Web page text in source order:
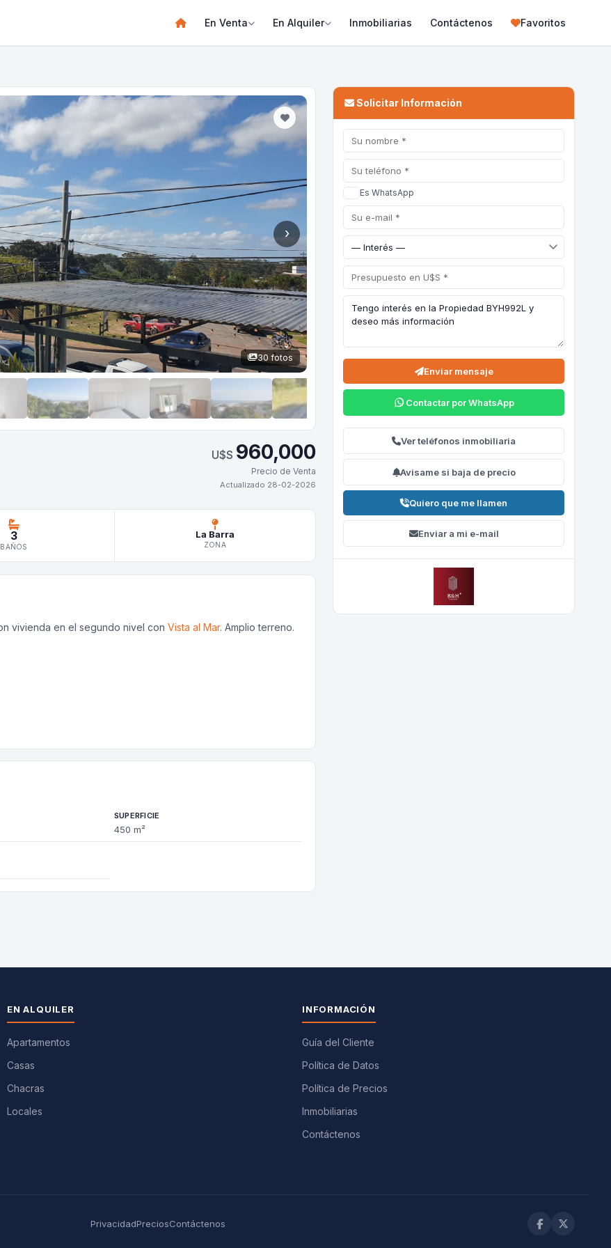
En Venta En Alquiler Inmobiliarias Contáctenos Favoritos
›
30 fotos
U$S 960,000
Precio de Venta
Actualizado 28-02-2026
3
BAÑOS
La Barra
ZONA
vivienda en el segundo nivel con Vista al Mar. Amplio terreno.
SUPERFICIE
450 m²
Solicitar Información
Es WhatsApp
Enviar mensaje
Contactar por WhatsApp
Ver teléfonos inmobiliaria
Avisame si baja de precio
Quiero que me llamen
Enviar a mi e-mail
EN ALQUILER
Apartamentos
Casas
Chacras
Locales
INFORMACIÓN
Guía del Cliente
Política de Datos
Política de Precios
Inmobiliarias
Contáctenos
PrivacidadPreciosContáctenos